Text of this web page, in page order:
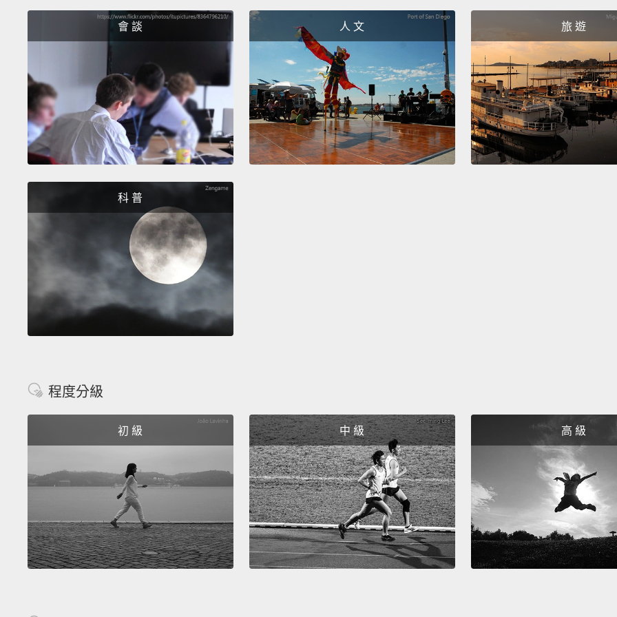
會 談 人 文 旅 遊
科 普
程度分級
初 級 中 級 高 級